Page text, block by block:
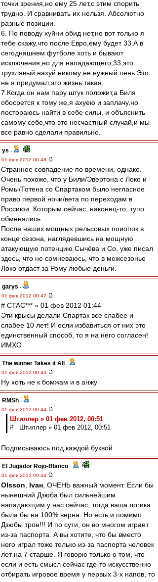
точки зрения,но ему 25 лет,с этим спорить
трудно. И сравнивать их нельзя. Абсолютно
разные позиции.
6. По поводу хуйни обид нет,но вот только я
тебе скажу,что после Евро,ему будет 33.А в
сегодняшнем футболе хоть и бывают
исключения,но для нападающего,33,это
трухлявый,нахуй никому не нужный пень.Это
не я придумал,это жизнь такая.
7.Когда он нам пару штук положит,а Биля
обосрется к тому же,я ахуею и заплачу,но
постораюсь найти в себе силы, и объяснить
самому себе,что это несчастный случай,и мы
все равно сделали правильно.
ys -
01 фев 2012 00:48
Странное совпадение по времени, однако.
Очень похоже, что у Били/Эвертона с Локо и
Ромы/Тотена со Спартаком было негласное
право первой ночи/вета по переходам в
Россиюи. Которым сейчас, наконец-то, тупо
обменялись.
После наших мощных рельсовых поиопок в
конце сезона, наглядевшись на мощную
атакующую потенцию Сычёва и Со, уже писал
здесь, что не сомневаюсь, что в межсезонье
Локо отдаст за Рому любые деньги.
garys -
01 фев 2012 00:47
# CTAC*** » 01 фев 2012 01:44
Эти крысы делали Спартак все слабее и
слабее 10 лет! И если избавиться от них это
единственный способ, то я на него согласен!
ИМХО
The winner Takes it All
-
01 фев 2012 00:46
Ну хоть не к бомжам и в анжу
RMSh -
01 фев 2012 00:44
Штиллер » 01 фев 2012, 00:51
# Штиллер » 01 фев 2012, 00:51
Подписываюсь под каждой буквой
El Jugador Rojo-Blanco -
01 фев 2012 00:44
Olsson Ivан , ОЧЕНЬ важный момент. Если бы
нынешний Дзюба был сильнейшим
нападающим у нас сейчас, тогда ваша логика
была бы на 100% верна. Но есть и помимо
Дзюбы трое!!! И по сути, он во многом играет
из-за паспорта. А вы хотите, что бы вместо
него играл тоже только из-за паспорта человек
лет на 7 старше. Я говорю только о том, что
если и есть смысл сейчас где-то искусственно
отбирать игровое время у первых 3-х напов, то